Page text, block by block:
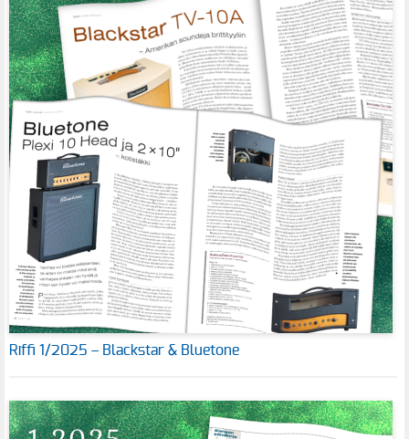
Riffi 1/2025 – Blackstar & Bluetone